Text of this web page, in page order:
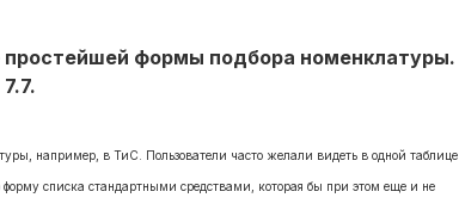
формы подбора номенклатуры.
например, в ТиС. Пользователи часто желали видеть в одной таблице
списка стандартными средствами, которая бы при этом еще и не